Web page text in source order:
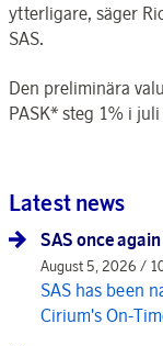
ytterligare, säger
SAS.
Den preliminära
PASK* steg 1% i
Latest news
SAS once
August 5, 2026 /
SAS has been
Cirium's On-